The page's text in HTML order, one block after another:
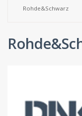
Rohde&Schwarz